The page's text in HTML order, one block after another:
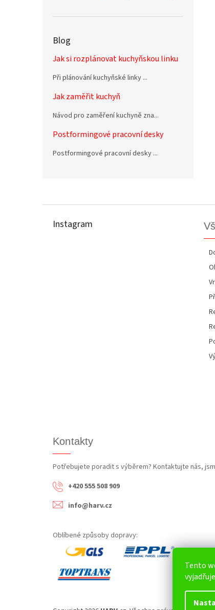
Tento
Blog
Jak si rozplánovat kuchyňskou linku
Při plánování kuchyňské linky ...
Jak zaměřit kuchyň
Návod pro zaměření kuchyně zna...
Postformingové pracovní desky
Postformingové pracovní desky ...
Instagram
Kontakty
Potřebujete poradit s výběrem? Kontaktujte nás,
+420 555 508 909
info@harv.cz
Oblíbené způsoby dopravy: